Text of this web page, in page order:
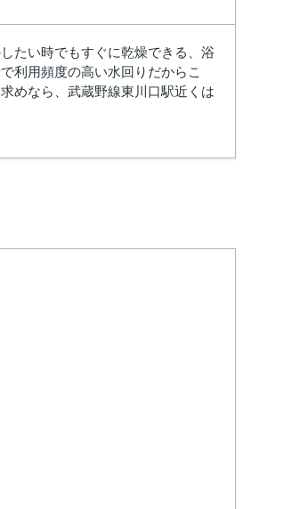
たい時でもすぐに乾燥できる、浴
利用頻度の高い水回りだからこ
めなら、武蔵野線東川口駅近くは